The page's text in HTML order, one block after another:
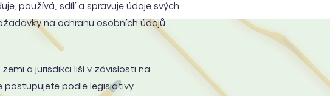
používá, sdílí a spravuje údaje svých
na ochranu osobních údajů
a jurisdikci liší v závislosti na
postupujete podle legislativy